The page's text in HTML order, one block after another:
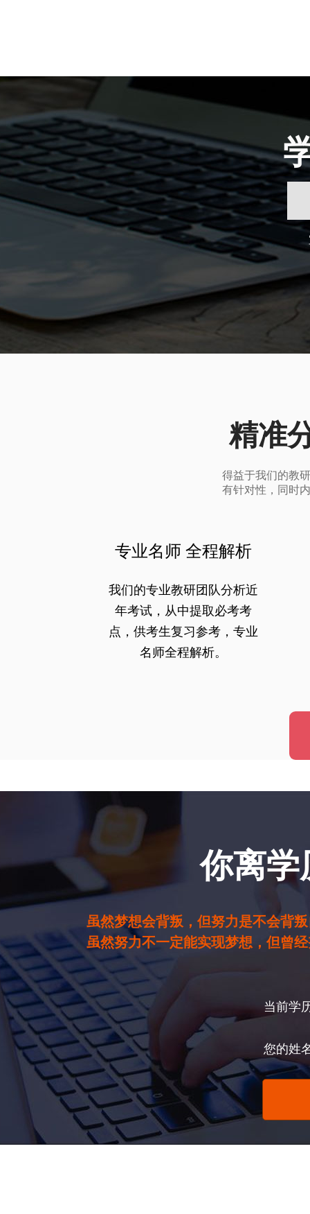
精准
得益于我们的教
有针对性，同时
专业名师 全程解析
我们的专业教研团队分析近
年考试，从中提取必考考
点，供考生复习参考，专业
名师全程解析。
你离
虽然梦想会背叛，但努力是不会背
虽然努力不一定能实现梦想，但曾
当前学
您的姓